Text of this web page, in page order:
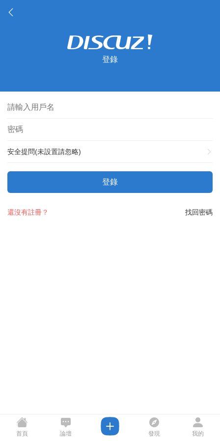
登錄
安全提問(未設置請忽略)
登錄
找回密碼
還沒有註冊？
首頁 論壇 發現 我的